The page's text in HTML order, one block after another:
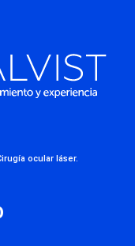
ocular láser.